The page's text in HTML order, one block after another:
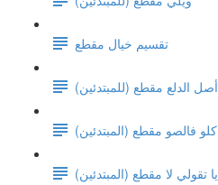
تقسيم خيال مقطع
(أصل الدلع مقطع (للمبتدئين
كلو فالصو مقطع (المبتدئين)
يا تقولي لا مقطع (المبتدئين)